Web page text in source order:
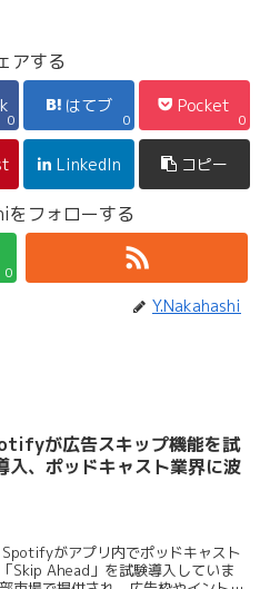
アする
0
はてブ
0
Pocket
0
LinkedIn コピー
をフォローする
0
Y.Nakahashi
が広告スキップ機能を試
入、ポッドキャスト業界に波
がアプリ内でポッドキャスト
Skip Ahead」を試験導入していま